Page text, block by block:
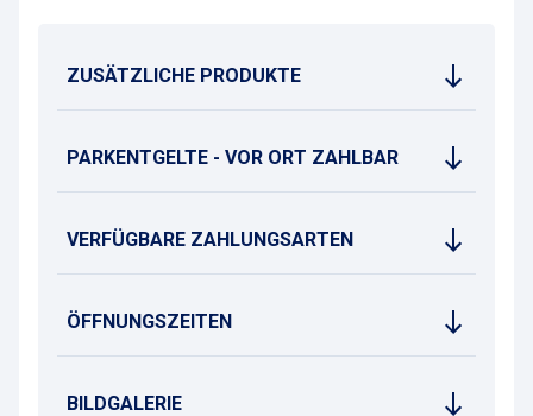
ZUSÄTZLICHE PRODUKTE
PARKENTGELTE - VOR ORT ZAHLBAR
VERFÜGBARE ZAHLUNGSARTEN
ÖFFNUNGSZEITEN
BILDGALERIE